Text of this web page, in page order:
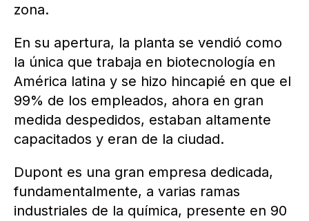
zona.
En su apertura, la planta se vendió como
la única que trabaja en biotecnología en
América latina y se hizo hincapié en que el
99% de los empleados, ahora en gran
medida despedidos, estaban altamente
capacitados y eran de la ciudad.
Dupont es una gran empresa dedicada,
fundamentalmente, a varias ramas
industriales de la química, presente en 90